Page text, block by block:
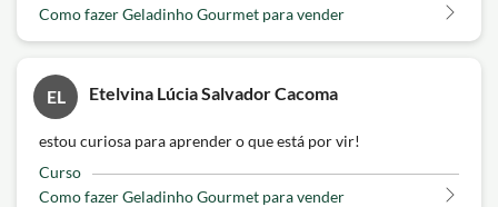
Como fazer Geladinho Gourmet para vender
EL Etelvina Lúcia Salvador Cacoma
estou curiosa para aprender o que está por vir!
Curso
Como fazer Geladinho Gourmet para vender